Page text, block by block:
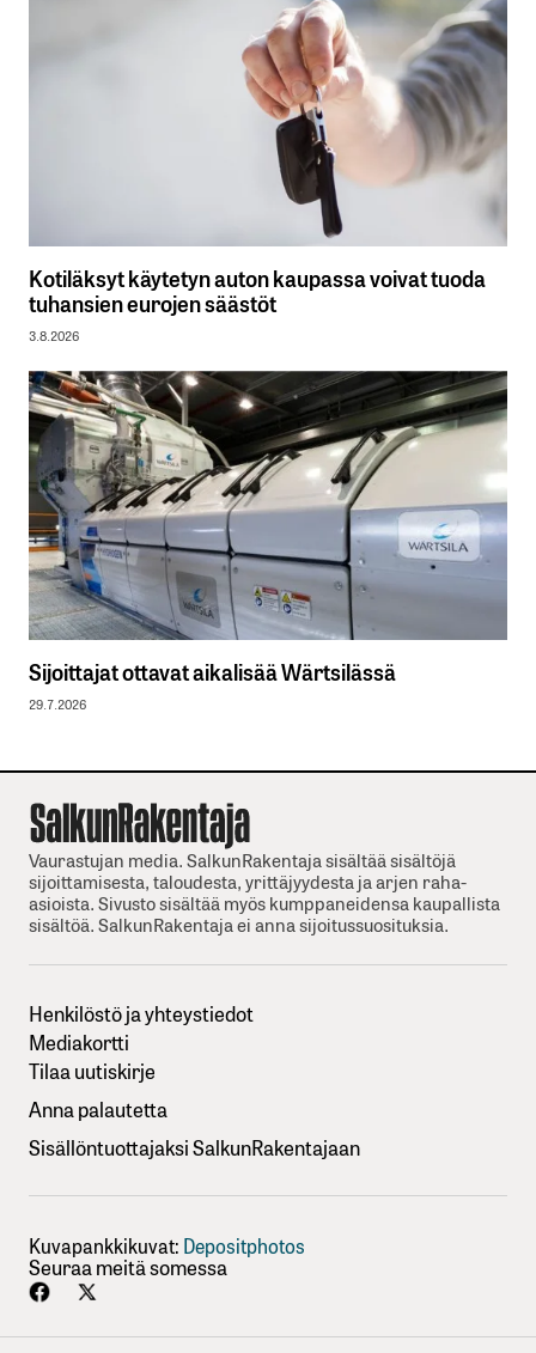
Kotiläksyt käytetyn auton kaupassa voivat tuoda
tuhansien eurojen säästöt
3.8.2026
Sijoittajat ottavat aikalisää Wärtsilässä
29.7.2026
Vaurastujan media. SalkunRakentaja sisältää sisältöjä
sijoittamisesta, taloudesta, yrittäjyydesta ja arjen raha-
asioista. Sivusto sisältää myös kumppaneidensa kaupallista
sisältöä. SalkunRakentaja ei anna sijoitussuosituksia.
Henkilöstö ja yhteystiedot
Mediakortti
Tilaa uutiskirje
Anna palautetta
Sisällöntuottajaksi SalkunRakentajaan
Kuvapankkikuvat: Depositphotos
Seuraa meitä somessa